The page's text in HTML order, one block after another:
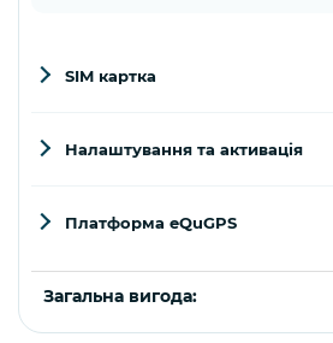
SIM картка
Налаштування та активація
Платформа eQuGPS
Загальна вигода: